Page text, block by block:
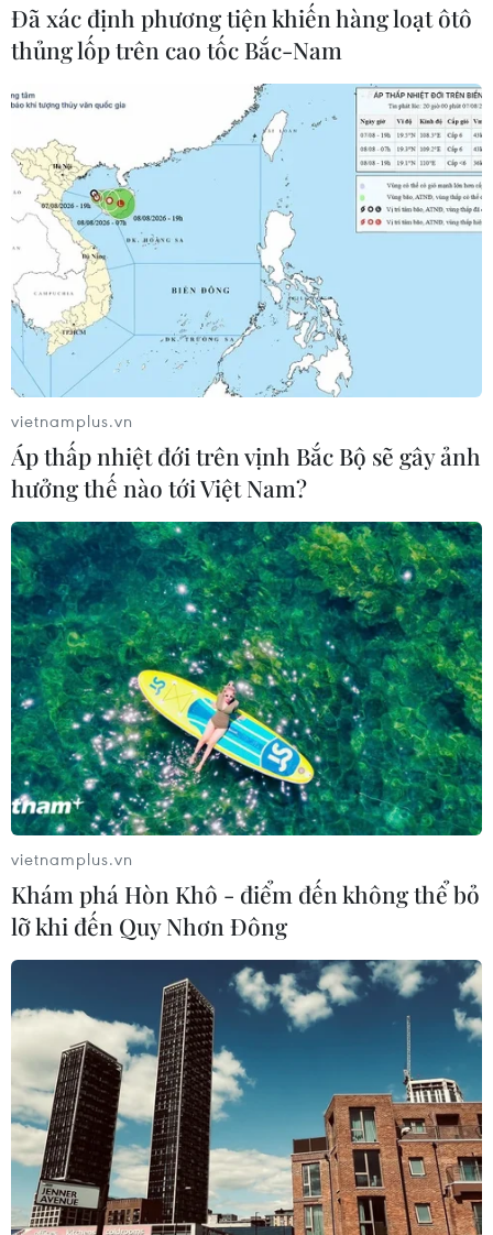
TIN CÙNG CHUYÊN MỤC
Canada áp dụng biện pháp tự vệ tạm
thời với tủ gỗ và tủ lavabo nhập khẩu
07/08/2026 14:52
Đã xác định phương tiện khiến hàng loạt ôtô
thủng lốp trên cao tốc Bắc-Nam
vietnamplus.vn
Áp thấp nhiệt đới trên vịnh Bắc Bộ sẽ gây ảnh
hưởng thế nào tới Việt Nam?
vietnamplus.vn
Khám phá Hòn Khô - điểm đến không thể bỏ
lỡ khi đến Quy Nhơn Đông